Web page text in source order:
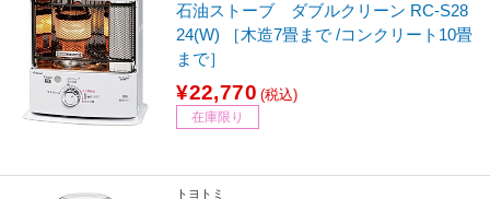
石油ストーブ ダブルクリーン RC-S28
24(W) ［木造7畳まで /コンクリート10畳
まで］
¥22,770 (税込)
在庫限り
トヨトミ